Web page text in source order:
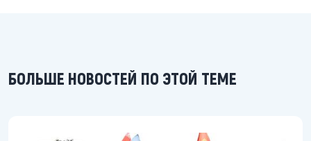
БОЛЬШЕ НОВОСТЕЙ ПО ЭТОЙ ТЕМЕ